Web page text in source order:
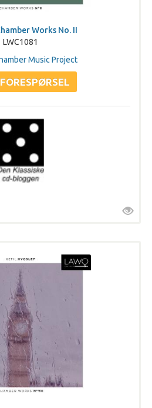
Works No. II
LWC1081
Music Project